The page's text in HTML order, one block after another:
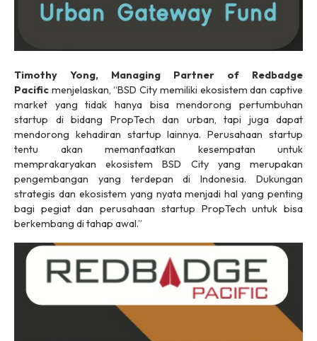
Timothy Yong, Managing Partner of Redbadge
Pacific menjelaskan, “BSD City memiliki ekosistem dan captive
market yang tidak hanya bisa mendorong pertumbuhan
startup di bidang PropTech dan urban, tapi juga dapat
mendorong kehadiran startup lainnya. Perusahaan startup
tentu akan memanfaatkan kesempatan untuk
memprakaryakan ekosistem BSD City yang merupakan
pengembangan yang terdepan di Indonesia. Dukungan
strategis dan ekosistem yang nyata menjadi hal yang penting
bagi pegiat dan perusahaan startup PropTech untuk bisa
berkembang di tahap awal.”